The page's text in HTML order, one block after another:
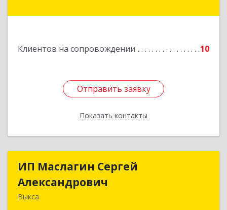
Клиентов на сопровождении 10
Отправить заявку
Показать контакты
Отправить заявку
Назад
ИП Маслагин Сергей
Александрович
Выкса
ИП Маслагин Сергей